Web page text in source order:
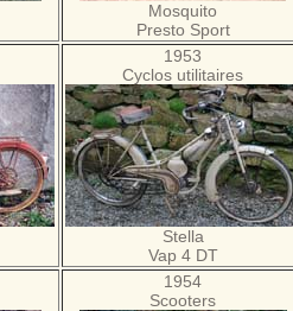
Mosquito
Presto Sport
1953
Cyclos utilitaires
Stella
Vap 4 DT
1954
Scooters